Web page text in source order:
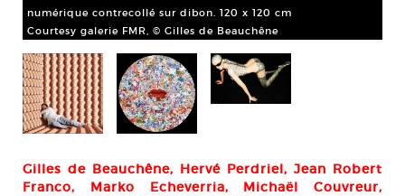
numérique contrecollé sur dibon. 120 x 120 cm
Courtesy galerie FMR, © Gilles de Beauchêne
Gilles de Beauchêne, Hervé Perdriel, Jean Robert
Franco, Marko Echeverria, Michaël Couvreur,